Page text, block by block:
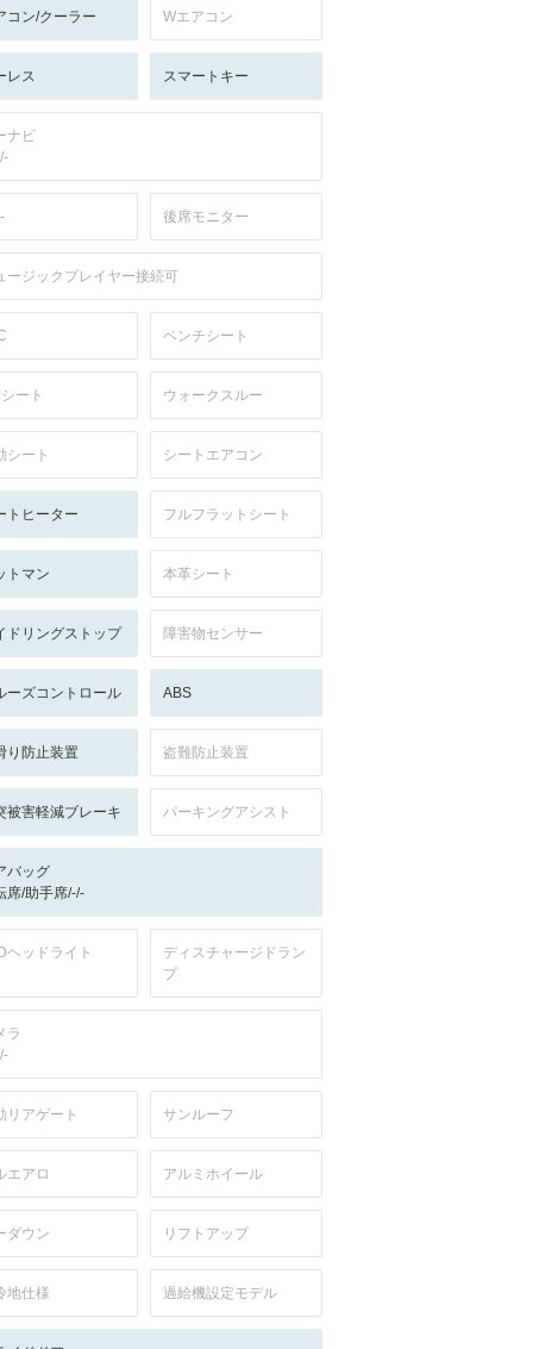
コン/クーラー Wエアコン
レス スマートキー
ナビ
後席モニター
ージックプレイヤー接続可
ベンチシート
ート ウォークスルー
シート シートエアコン
トヒーター フルフラットシート
トマン 本革シート
ドリングストップ 障害物センサー
ーズコントロール ABS
り防止装置 盗難防止装置
被害軽減ブレーキ パーキングアシスト
バッグ
席/助手席/-/-
ヘッドライト
ディスチャージドラン
プ
ラ
リアゲート サンルーフ
エアロ アルミホイール
ダウン リフトアップ
地仕様 過給機設定モデル